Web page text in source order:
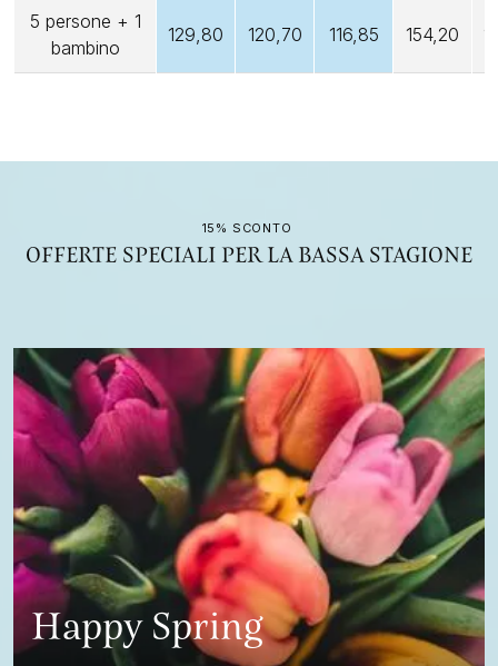
5 persone + 1
bambino
129,80 120,70 116,85 154,20
15% SCONTO
OFFERTE SPECIALI PER LA BASSA STAGIONE
Happy Spring